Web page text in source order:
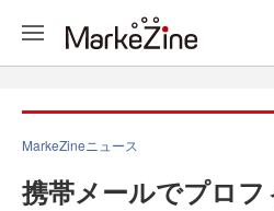
MarkeZineニュース
携帯メールでプロ